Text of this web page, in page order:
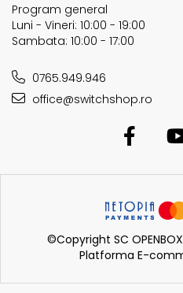
Program general
Luni - Vineri: 10:00 - 19:00
Sambata: 10:00 - 17:00
0765.949.946
office@switchshop.ro
©Copyright SC OPENBOX
Platforma E-